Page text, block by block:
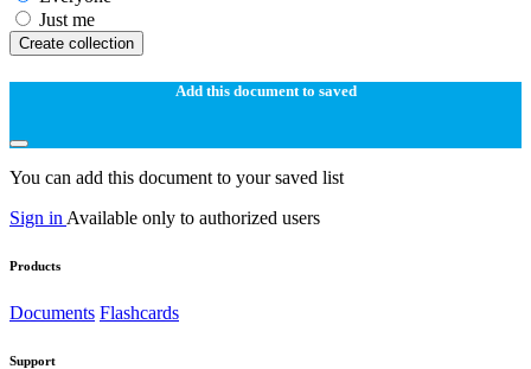
Just me
Create collection
Add this document to saved
You can add this document to your saved list
Sign in Available only to authorized users
Products
Documents Flashcards
Support